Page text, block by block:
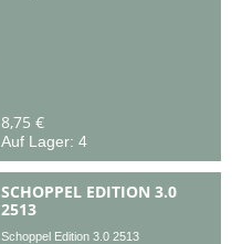
8,75 €
Auf Lager: 4
SCHOPPEL EDITION 3.0
2513
Schoppel Edition 3.0 2513